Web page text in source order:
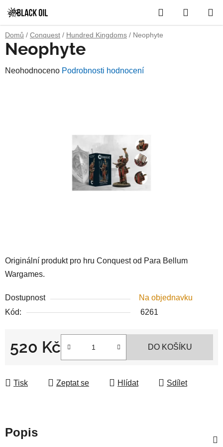
na
obsah
Hledat
KOŠÍK
Domů / Conquest / Hundred Kingdoms / Neophyte
Originální produkt pro hru Conquest od Para Bellum
Wargames.
Dostupnost
Na objednavku
Kód:
6261
520 Kč DO KOŠÍKU
Tisk Zeptat se Hlídat Sdílet
Neophyte
Průměrné
Neohodnoceno Podrobnosti hodnocení
Popis